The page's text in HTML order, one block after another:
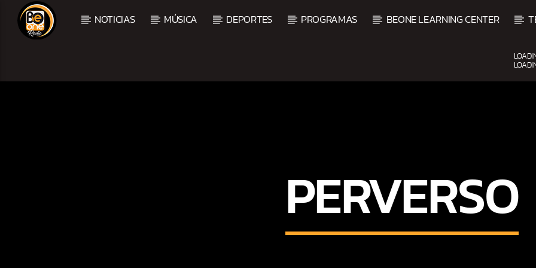
NOTICIAS MÚSICA DEPORTES PROGRAMAS BEONE LEARNING CENTER
6:00 AM 9:00 AM
PERVERSO